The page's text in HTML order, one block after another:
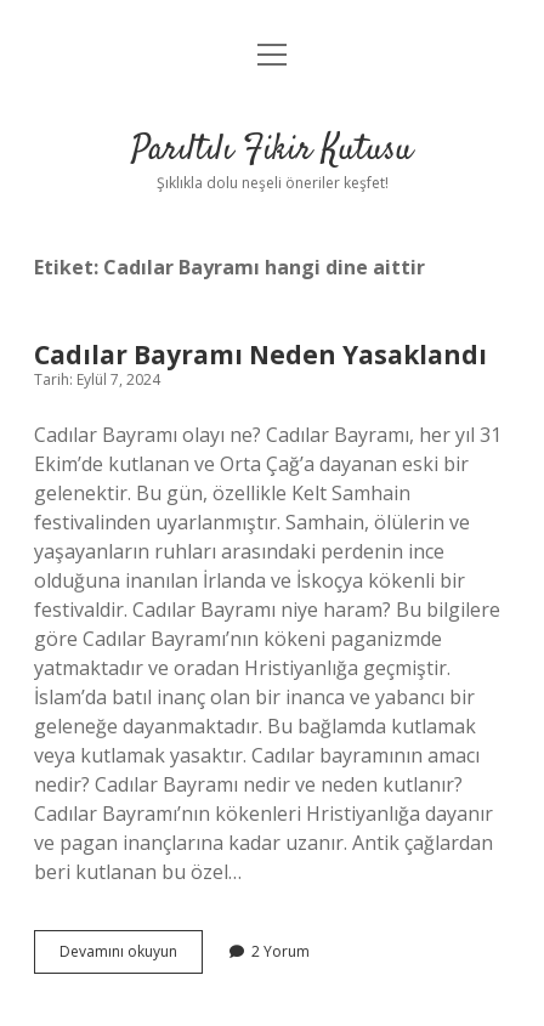
Anasayfa
Yasal Uyarı
menüyü
Parıltılı Fikir Kutusu
Şıklıkla dolu neşeli öneriler keşfet!
Etiket: Cadılar Bayramı hangi dine aittir
Cadılar Bayramı Neden Yasaklandı
Tarih: Eylül 7, 2024
Cadılar Bayramı olayı ne? Cadılar Bayramı, her yıl 31
Ekim’de kutlanan ve Orta Çağ’a dayanan eski bir
gelenektir. Bu gün, özellikle Kelt Samhain
festivalinden uyarlanmıştır. Samhain, ölülerin ve
yaşayanların ruhları arasındaki perdenin ince
olduğuna inanılan İrlanda ve İskoçya kökenli bir
festivaldir. Cadılar Bayramı niye haram? Bu bilgilere
göre Cadılar Bayramı’nın kökeni paganizmde
yatmaktadır ve oradan Hristiyanlığa geçmiştir.
İslam’da batıl inanç olan bir inanca ve yabancı bir
geleneğe dayanmaktadır. Bu bağlamda kutlamak
veya kutlamak yasaktır. Cadılar bayramının amacı
nedir? Cadılar Bayramı nedir ve neden kutlanır?
Cadılar Bayramı’nın kökenleri Hristiyanlığa dayanır
ve pagan inançlarına kadar uzanır. Antik çağlardan
beri kutlanan bu özel…
Devamını okuyun
Bayramı
2 Yorum